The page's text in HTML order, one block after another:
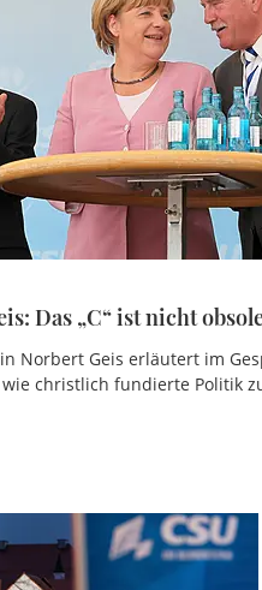
Das „C“ ist nicht
Norbert Geis erläutert im
wie christlich fundierte Politik